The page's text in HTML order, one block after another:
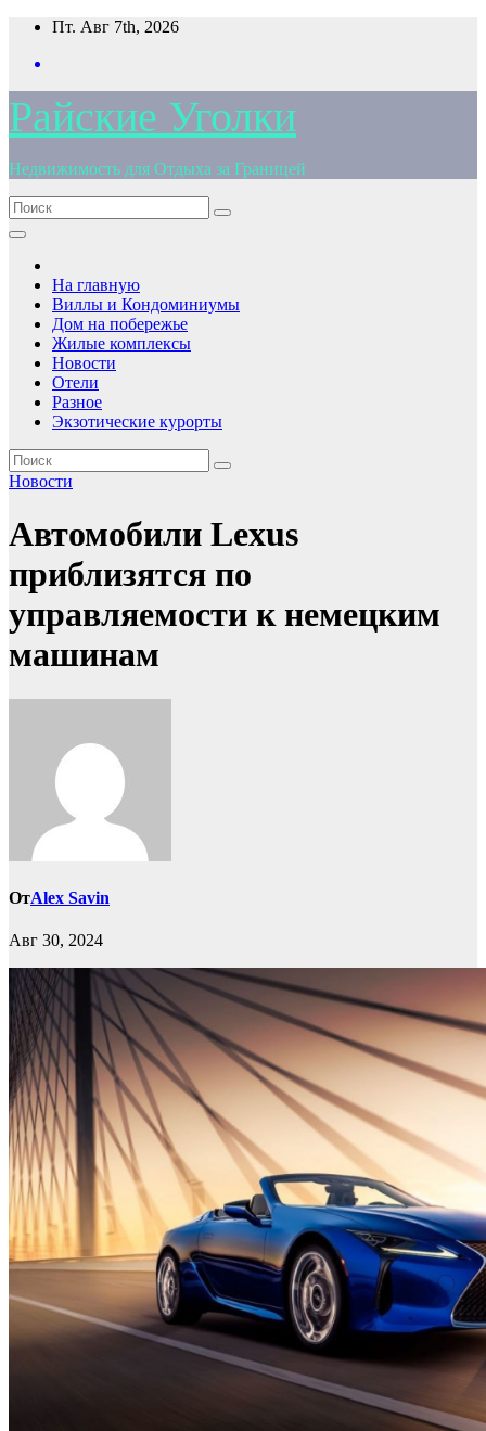
Перейти
содержимому
Пт. Авг 7th, 2026
Райские Уголки
Недвижимость для Отдыха за Границей
На главную
Виллы и Кондоминиумы
Дом на побережье
Жилые комплексы
Новости
Отели
Разное
Экзотические курорты
Новости
Автомобили Lexus
приблизятся по
управляемости к немецким
машинам
ОтAlex Savin
Авг 30, 2024